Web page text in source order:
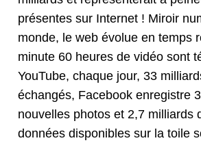
présentes sur Internet ! Miroir
monde, le web évolue en temps
minute 60 heures de vidéo sont
YouTube, chaque jour, 33
échangés, Facebook enregistre
nouvelles photos et 2,7 milliards
données disponibles sur la toile